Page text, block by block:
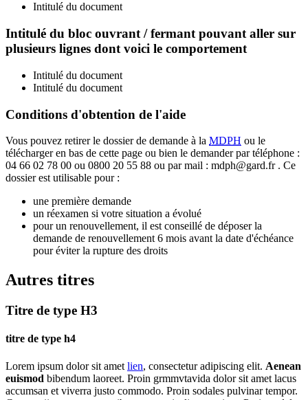
Intitulé du document
Intitulé du bloc ouvrant / fermant pouvant aller sur
plusieurs lignes dont voici le comportement
Intitulé du document
Intitulé du document
Conditions d'obtention de l'aide
Vous pouvez retirer le dossier de demande à la MDPH ou le
télécharger en bas de cette page ou bien le demander par téléphone :
04 66 02 78 00 ou 0800 20 55 88 ou par mail : mdph@gard.fr . Ce
dossier est utilisable pour :
une première demande
un réexamen si votre situation a évolué
pour un renouvellement, il est conseillé de déposer la
demande de renouvellement 6 mois avant la date d'échéance
pour éviter la rupture des droits
Autres titres
Titre de type H3
titre de type h4
Lorem ipsum dolor sit amet lien, consectetur adipiscing elit. Aenean
euismod bibendum laoreet. Proin grmmvtavida dolor sit amet lacus
accumsan et viverra justo commodo. Proin sodales pulvinar tempor.